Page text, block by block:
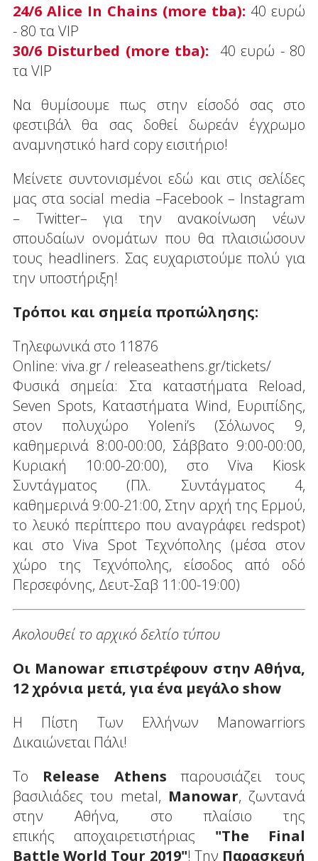
24/6 Alice In Chains (more tba): 40 ευρώ
- 80 τα VIP
30/6 Disturbed (more tba): 40 ευρώ - 80
τα VIP
Να θυμίσουμε πως στην είσοδό σας στο
φεστιβάλ θα σας δοθεί δωρεάν έγχρωμο
αναμνηστικό hard copy εισιτήριο!
Mείνετε συντονισμένοι εδώ και στις σελίδες
μας στα social media –Facebook – Instagram
– Twitter– για την ανακοίνωση νέων
σπουδαίων ονομάτων που θα πλαισιώσουν
τους headliners. Σας ευχαριστούμε πολύ για
την υποστήριξη!
Τρόποι και σημεία προπώλησης:
Τηλεφωνικά στο 11876
Online: viva.gr / releaseathens.gr/tickets/
Φυσικά σημεία: Στα καταστήματα Reload,
Seven Spots, Καταστήματα Wind, Ευριπίδης,
στον πολυχώρο Yoleni’s (Σόλωνος 9,
καθημερινά 8:00-00:00, Σάββατο 9:00-00:00,
Κυριακή 10:00-20:00), στο Viva Kiosk
Συντάγματος (Πλ. Συντάγματος 4,
καθημερινά 9:00-21:00, Στην αρχή της Ερμού,
το λευκό περίπτερο που αναγράφει redspot)
και στο Viva Spot Τεχνόπολης (μέσα στον
χώρο της Τεχνόπολης, είσοδος από οδό
Περσεφόνης, Δευτ-Σαβ 11:00-19:00)
Ακολουθεί το αρχικό δελτίο τύπου
Οι Manowar επιστρέφουν στην Αθήνα,
12 χρόνια μετά, για ένα μεγάλο show
Η Πίστη Των Ελλήνων Manowarriors
Δικαιώνεται Πάλι!
Το Release Athens παρουσιάζει τους
βασιλιάδες του metal, Manowar, ζωντανά
στην Αθήνα, στο πλαίσιο της
επικής αποχαιρετιστήριας "The Final
Battle World Tour 2019"! Την Παρασκευή